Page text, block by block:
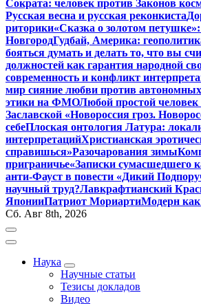
Сократа: человек против Законов
Русская весна и русская реконкиста
риторики«Сказка о золотом
НовгородГудбай, Америка:
бояться думать и делать то, что вы
должностей как гарантия народной
современность и конфликт
мир сияние любви против
этики на ФМОЛюбой простой
Заславской «Новороссия гроз.
себеПлоская онтология Латура:
интерпретацийХристианская
справишься»Разочарования зимы
приграничье«Записки сумасшедшего
анти-Фауст в повести «Дикий
научный труд?Лавкрафтианский
ЯпонииПатриот МориартиМодерн как
Сб. Авг 8th, 2026
Наука
Научные статьи
Тезисы докладов
Видео